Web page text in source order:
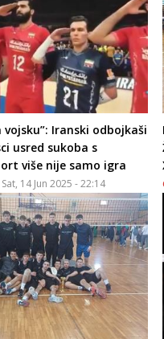
vojsku”: Iranski odbojkaši
usred sukoba s
više nije samo igra
Sat, 14 Jun 2025 - 22:14